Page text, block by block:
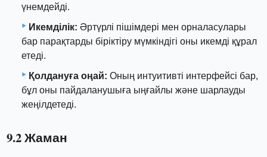
үнемдейді.
Икемділік: Әртүрлі пішімдері мен орналасулары
бар парақтарды біріктіру мүмкіндігі оны икемді құрал
етеді.
Қолдануға оңай: Оның интуитивті интерфейсі бар,
бұл оны пайдаланушыға ыңғайлы және шарлауды
жеңілдетеді.
9.2 Жаман